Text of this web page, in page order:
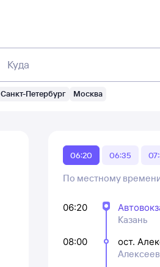
Куда
Санкт-Петербург Москва
06:20 06:35
По местному
06:20
Казань
08:00
ост.